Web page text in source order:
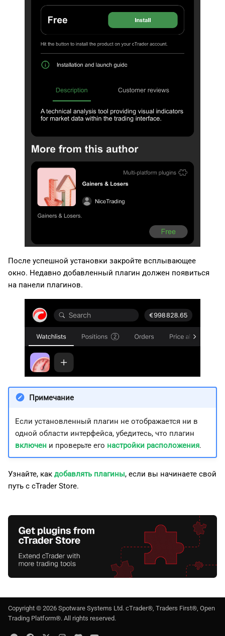
После успешной установки закройте всплывающее
окно. Недавно добавленный плагин должен появиться
на панели плагинов.
Примечание
Если установленный плагин не отображается ни в
одной области интерфейса, убедитесь, что плагин
включени проверьте его настройки расположения.
Узнайте, как добавлять плагины, если вы начинаете свой
путь с cTrader Store.
Copyright © 2026 Spotware Systems Ltd. cTrader®, Traders First®, Open
Trading Platform®. All rights reserved.